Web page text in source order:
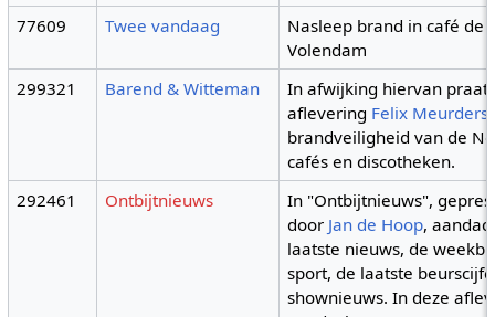
77609
Twee vandaag
Nasleep brand in café de
Volendam
299321
Barend & Witteman
In afwijking hiervan praat
aflevering Felix Meurders
brandveiligheid van de
cafés en discotheken.
292461
Ontbijtnieuws
In "Ontbijtnieuws",
door Jan de Hoop,
laatste nieuws, de
sport, de laatste
shownieuws. In deze